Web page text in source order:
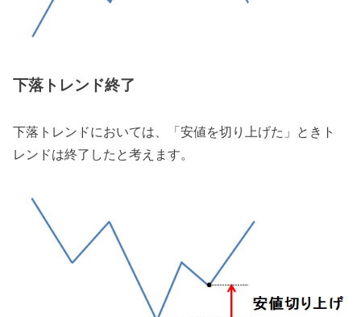
下落トレンド終了
下落トレンドにおいては、「安値を切り上げた」ときト
レンドは終了したと考えます。